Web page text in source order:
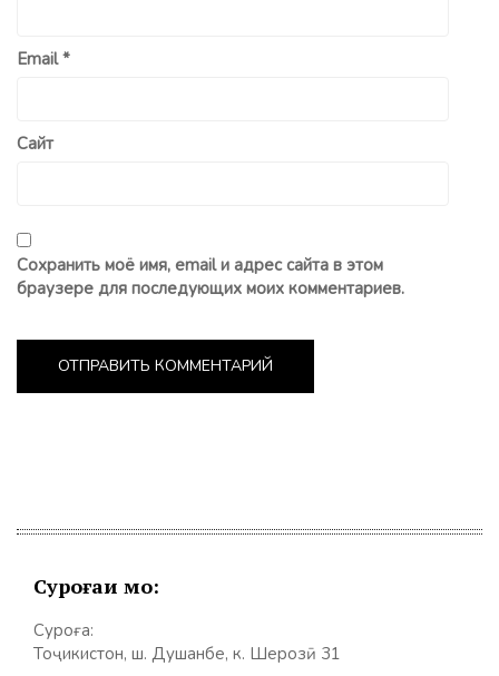
Email*
Сайт
Сохранить моё имя, email и адрес сайта в этом
браузере для последующих моих комментариев.
Суроғаи мо:
Суроға:
Тоҷикистон, ш. Душанбе, к. Шерозӣ 31